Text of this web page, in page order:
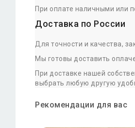
При оплате наличными или
Доставка по России
Для точности и качества,
Мы готовы доставить
При доставке нашей
выбрать любую другую
Рекомендации для вас